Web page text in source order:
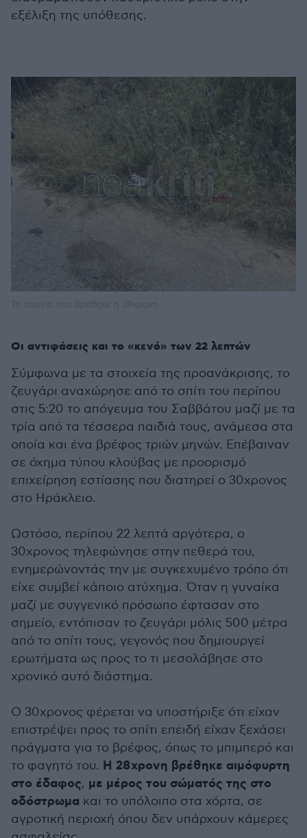
εξέλιξη της υπόθεσης.
Οι αντιφάσεις και το «κενό» των 22 λεπτών
Σύμφωνα με τα στοιχεία της προανάκρισης, το
ζευγάρι αναχώρησε από το σπίτι του περίπου
στις 5:20 το απόγευμα του Σαββάτου μαζί με τα
τρία από τα τέσσερα παιδιά τους, ανάμεσα στα
οποία και ένα βρέφος τριών μηνών. Επέβαιναν
σε όχημα τύπου κλούβας με προορισμό
επιχείρηση εστίασης που διατηρεί ο 30χρονος
στο Ηράκλειο.
Ωστόσο, περίπου 22 λεπτά αργότερα, ο
30χρονος τηλεφώνησε στην πεθερά του,
ενημερώνοντάς την με συγκεχυμένο τρόπο ότι
είχε συμβεί κάποιο ατύχημα. Όταν η γυναίκα
μαζί με συγγενικό πρόσωπο έφτασαν στο
σημείο, εντόπισαν το ζευγάρι μόλις 500 μέτρα
από το σπίτι τους, γεγονός που δημιουργεί
ερωτήματα ως προς το τι μεσολάβησε στο
χρονικό αυτό διάστημα.
Ο 30χρονος φέρεται να υποστήριξε ότι είχαν
επιστρέψει προς το σπίτι επειδή είχαν ξεχάσει
πράγματα για το βρέφος, όπως το μπιμπερό και
το φαγητό του. Η 28χρονη βρέθηκε αιμόφυρτη
στο έδαφος, με μέρος του σώματός της στο
οδόστρωμα και το υπόλοιπο στα χόρτα, σε
αγροτική περιοχή όπου δεν υπάρχουν κάμερες